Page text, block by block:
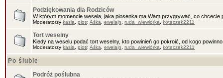
Podziękowania dla Rodziców
W którym momencie wesela, jaka piosenka ma Wam przygrywać, co chcecie
Moderatorzy kasia piotr, Aśka ewelajn ruda_wiewiórka koteczek2211
Tort weselny
Kiedy na weselu podać tort weselny, kto powinień go pokroić, od kogo
Moderatorzy kasia piotr, Aśka ewelajn ruda_wiewiórka koteczek2211
Po ślubie
Podróż poślubna